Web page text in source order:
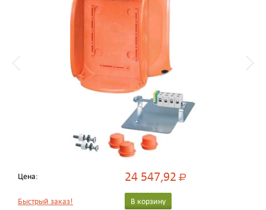
Цена: 24 547,92Р
Быстрый заказ! В корзину